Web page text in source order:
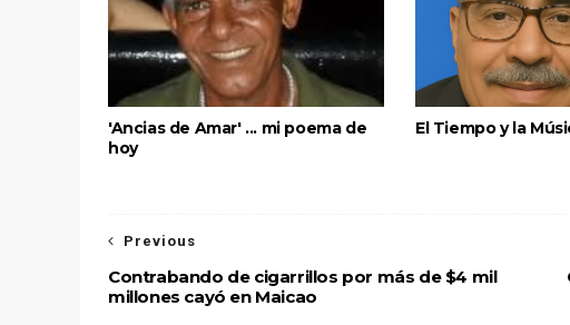
'Ancias de Amar' ... mi poema de
hoy
El Tiempo y la
Previous
Contrabando de cigarrillos por más de $4 mil
millones cayó en Maicao